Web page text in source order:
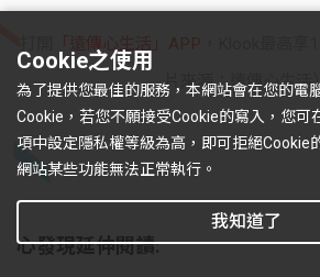
片來源：遠傳心生活
心發現延伸閱讀:
Cookie之使用
為了提供您最佳的服務，本網站會在您的電
Cookie，若您不願接受Cookie的寫入，您可
項中設定隱私權等級為高，即可拒絕Cookie
網站某些功能無法正常執行。
我知道了